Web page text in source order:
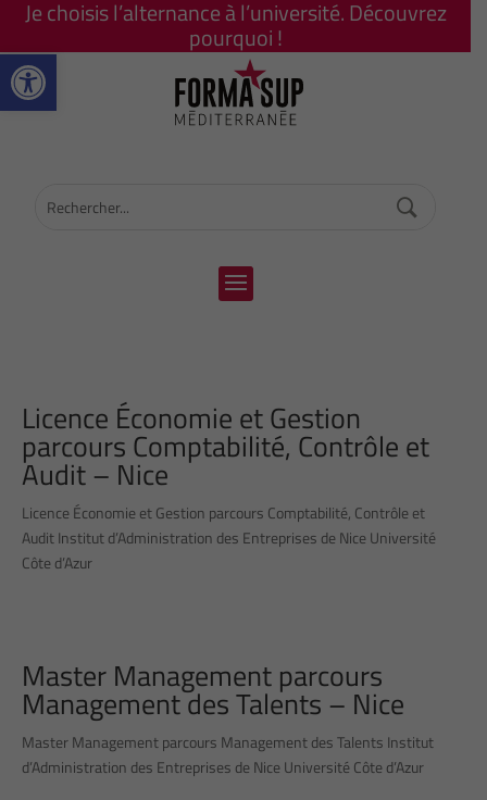
Ouvrir la barre d’outils
Je choisis l’alternance à l’université. Découvrez
pourquoi !
Licence Économie et Gestion
parcours Comptabilité, Contrôle et
Audit – Nice
Licence Économie et Gestion parcours Comptabilité, Contrôle et
Audit Institut d’Administration des Entreprises de Nice Université
Côte d’Azur
Master Management parcours
Management des Talents – Nice
Master Management parcours Management des Talents Institut
d’Administration des Entreprises de Nice Université Côte d’Azur